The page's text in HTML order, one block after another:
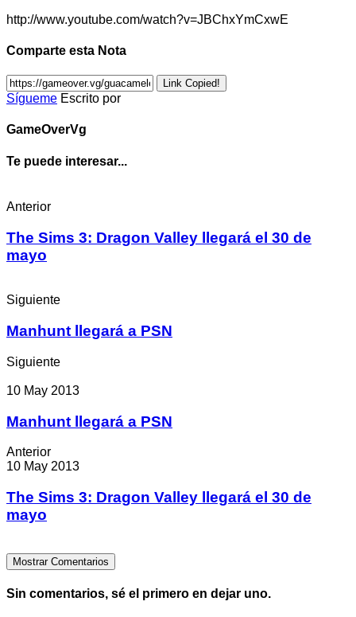
http://www.youtube.com/watch?v=JBChxYmCxwE
Comparte esta Nota
Link Copied!
Sígueme Escrito por
GameOverVg
Te puede interesar...
Anterior
The Sims 3: Dragon Valley llegará el 30 de
mayo
Siguiente
Manhunt llegará a PSN
Siguiente
10 May 2013
Manhunt llegará a PSN
Anterior
10 May 2013
The Sims 3: Dragon Valley llegará el 30 de
mayo
Mostrar Comentarios
Sin comentarios, sé el primero en dejar uno.